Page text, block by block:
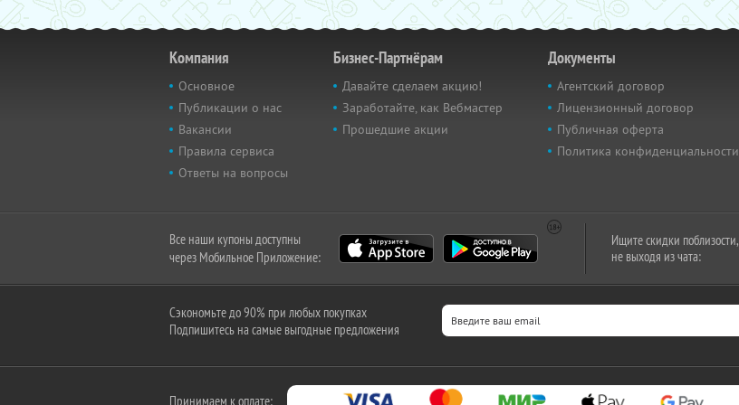
Компания
Основное
Публикации о нас
Вакансии
Правила сервиса
Ответы на вопросы
Бизнес-Партнёрам
Давайте сделаем акцию!
Заработайте, как Вебмастер
Прошедшие акции
Документы
Агентский договор
Лицензионный договор
Публичная оферта
Политика конфиденциальности
Все наши купоны доступны
через Мобильное Приложение:
Ищите скидки поблизости,
не выходя из чата:
Сэкономьте до 90% при любых покупках
Подпишитесь на самые выгодные предложения
Принимаем к оплате: